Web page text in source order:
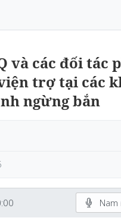
và các đối tác
trợ tại các
ngừng bắn
Nam